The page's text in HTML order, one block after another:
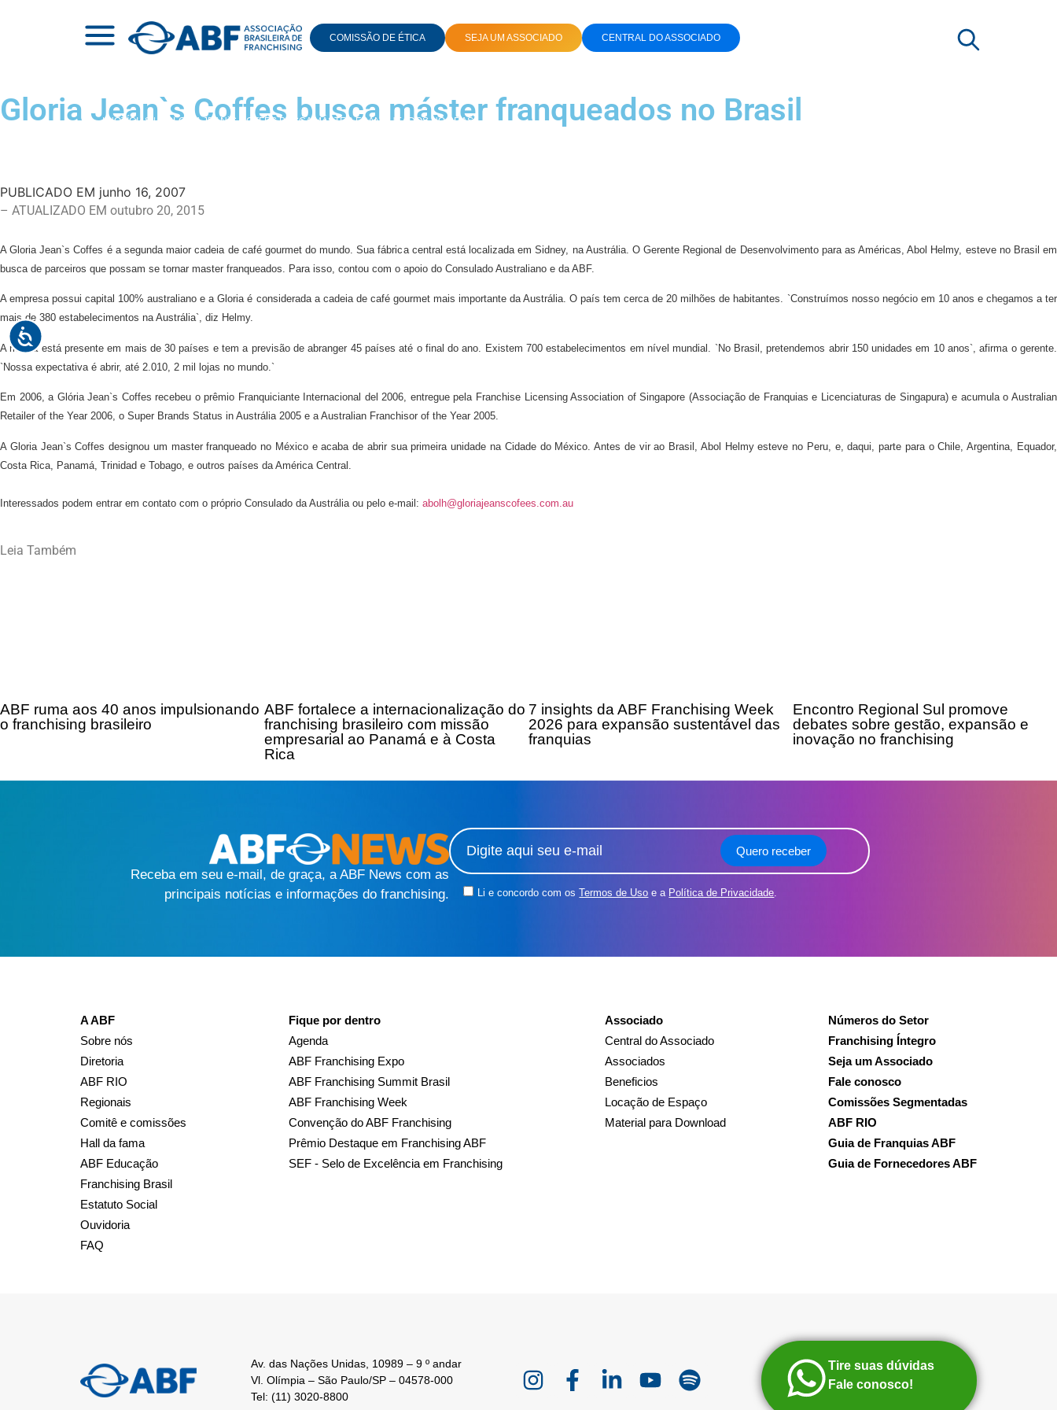
COMISSÃO DE ÉTICA SEJA UM ASSOCIADO CENTRAL DO ASSOCIADO
| NOTÍCIAS | GLORIA JEAN`S COFFES BUSCA MÁSTER FRANQUEADOS NO BRASIL
Gloria Jean`s Coffes busca máster franqueados no Brasil
PUBLICADO EM junho 16, 2007
– ATUALIZADO EM outubro 20, 2015
A Gloria Jean`s Coffes é a segunda maior cadeia de café gourmet do mundo. Sua fábrica central está localizada em Sidney, na Austrália. O Gerente Regional de Desenvolvimento para as Américas, Abol Helmy, esteve no Brasil em
busca de parceiros que possam se tornar master franqueados. Para isso, contou com o apoio do Consulado Australiano e da ABF.
A empresa possui capital 100% australiano e a Gloria é considerada a cadeia de café gourmet mais importante da Austrália. O país tem cerca de 20 milhões de habitantes. `Construímos nosso negócio em 10 anos e chegamos a ter
mais de 380 estabelecimentos na Austrália`, diz Helmy.
A marca está presente em mais de 30 países e tem a previsão de abranger 45 países até o final do ano. Existem 700 estabelecimentos em nível mundial. `No Brasil, pretendemos abrir 150 unidades em 10 anos`, afirma o gerente.
`Nossa expectativa é abrir, até 2.010, 2 mil lojas no mundo.`
Em 2006, a Glória Jean`s Coffes recebeu o prêmio Franquiciante Internacional del 2006, entregue pela Franchise Licensing Association of Singapore (Associação de Franquias e Licenciaturas de Singapura) e acumula o Australian
Retailer of the Year 2006, o Super Brands Status in Austrália 2005 e a Australian Franchisor of the Year 2005.
A Gloria Jean`s Coffes designou um master franqueado no México e acaba de abrir sua primeira unidade na Cidade do México. Antes de vir ao Brasil, Abol Helmy esteve no Peru, e, daqui, parte para o Chile, Argentina, Equador,
Costa Rica, Panamá, Trinidad e Tobago, e outros países da América Central.
Interessados podem entrar em contato com o próprio Consulado da Austrália ou pelo e-mail: abolh@gloriajeanscofees.com.au
Leia Também
ABF ruma aos 40 anos impulsionando
o franchising brasileiro
ABF fortalece a internacionalização do
franchising brasileiro com missão
empresarial ao Panamá e à Costa
Rica
7 insights da ABF Franchising Week
2026 para expansão sustentável das
franquias
Encontro Regional Sul promove
debates sobre gestão, expansão e
inovação no franchising
Receba em seu e-mail, de graça, a ABF News com as
principais notícias e informações do franchising.
Li e concordo com osTermos de Uso e a Política de Privacidade.
Quero receber
A ABF
Sobre nós
Diretoria
ABF RIO
Regionais
Comitê e comissões
Hall da fama
ABF Educação
Franchising Brasil
Estatuto Social
Ouvidoria
FAQ
Fique por dentro
Agenda
ABF Franchising Expo
ABF Franchising Summit Brasil
ABF Franchising Week
Convenção do ABF Franchising
Prêmio Destaque em Franchising ABF
SEF - Selo de Excelência em Franchising
Associado
Central do Associado
Associados
Beneficios
Locação de Espaço
Material para Download
Números do Setor
Franchising Íntegro
Seja um Associado
Fale conosco
Comissões Segmentadas
ABF RIO
Guia de Franquias ABF
Guia de Fornecedores ABF
Av. das Nações Unidas, 10989 – 9 º andar
Vl. Olímpia – São Paulo/SP – 04578-000
Tel: (11) 3020-8800
Tire suas dúvidas
Fale conosco!